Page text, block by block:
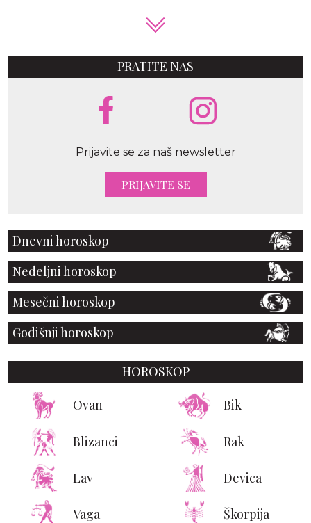
PRATITE NAS
Prijavite se za naš newsletter
PRIJAVITE SE
Dnevni horoskop
Nedeljni horoskop
Mesečni horoskop
Godišnji horoskop
HOROSKOP
Ovan Bik
Blizanci Rak
Lav Devica
Vaga Škorpija